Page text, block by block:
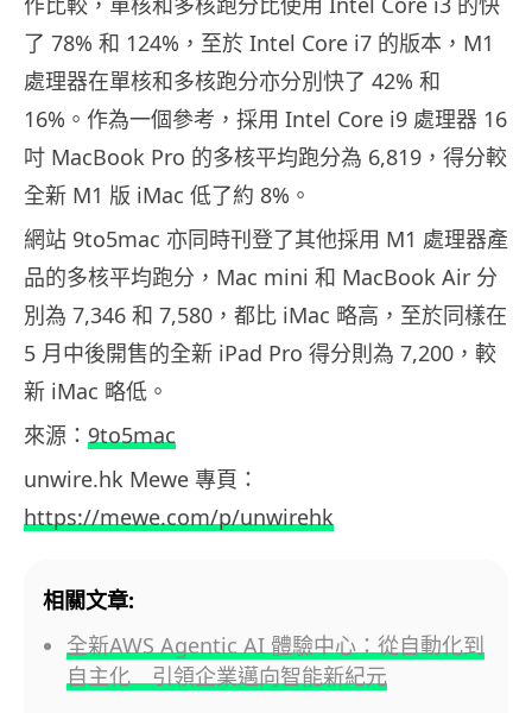
了 78% 和 124%，至於 Intel Core i7 的版本，M1
處理器在單核和多核跑分亦分別快了 42% 和
16%。作為一個參考，採用 Intel Core i9 處理器 16
吋 MacBook Pro 的多核平均跑分為 6,819，得分較
全新 M1 版 iMac 低了約 8%。
網站 9to5mac 亦同時刊登了其他採用 M1 處理器產
品的多核平均跑分，Mac mini 和 MacBook Air 分
別為 7,346 和 7,580，都比 iMac 略高，至於同樣在
5 月中後開售的全新 iPad Pro 得分則為 7,200，較
新 iMac 略低。
來源： 9to5mac
unwire.hk Mewe 專頁：
https://mewe.com/p/unwirehk
相關文章:
全新AWS Agentic AI 體驗中心：從自動化到
自主化 引領企業邁向智能新紀元